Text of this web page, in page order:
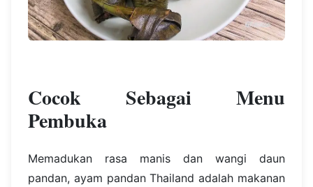
Cocok Sebagai Menu
Pembuka
Memadukan rasa manis dan wangi daun
pandan, ayam pandan Thailand adalah makanan